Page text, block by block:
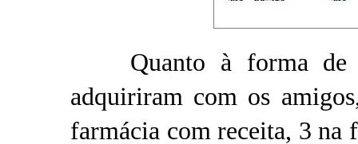
Quanto à forma de
adquiriram com os
farmácia com receita, 3 na